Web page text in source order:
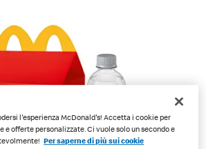
l'esperienza McDonald's! Accetta i cookie per
e offerte personalizzate. Ci vuole solo un secondo e
Per saperne di più sui cookie